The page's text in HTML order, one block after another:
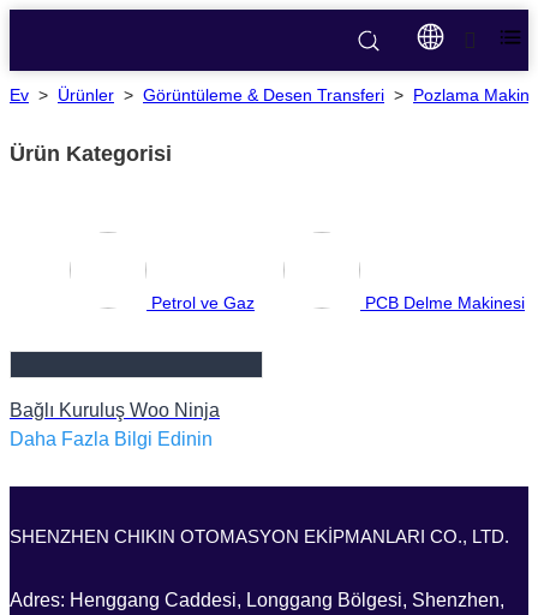
Ev > Ürünler > Görüntüleme & Desen Transferi > Pozlama
Ürün Kategorisi
Petrol ve Gaz PCB Delme Makinesi
Bağlı Kuruluş Woo Ninja
Daha Fazla Bilgi Edinin
SHENZHEN CHIKIN OTOMASYON EKİPMANLARI CO., LTD.
Adres: Henggang Caddesi, Longgang Bölgesi, Shenzhen,